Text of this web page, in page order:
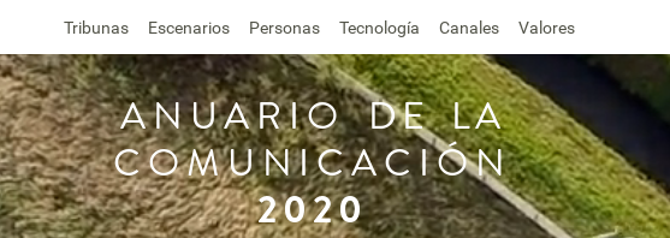
Tribunas Escenarios Personas Tecnología Canales Valores
ANUARIO DE LA
COMUNICACIÓN
2020